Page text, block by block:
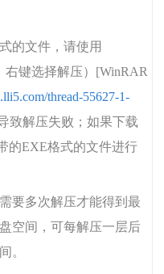
的文件，请使用
右键选择解压）[WinRAR
thread-55627-1-
致解压失败；如果下载
的EXE格式的文件进行
要多次解压才能得到最
空间，可每解压一层后
。